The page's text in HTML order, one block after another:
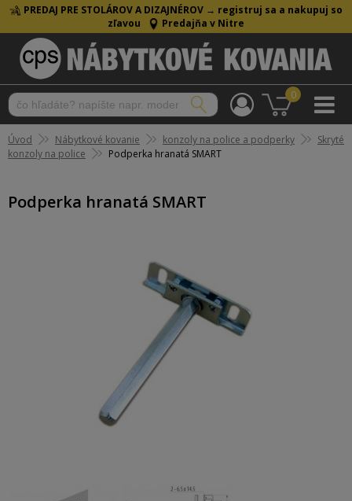
PREDAJ PRE STOLÁROV A DIZAJNÉROV → registruj sa a nakupuj so
zľavou
Predajňa v Nitre
0
Úvod Nábytkové kovanie konzoly na police a podperky
Skryté
konzoly na police
Podperka hranatá SMART
Podperka hranatá SMART